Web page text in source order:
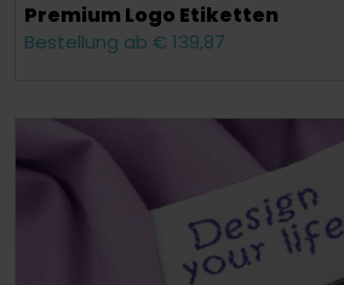
Premium Logo Etiketten
Bestellung ab € 139,87